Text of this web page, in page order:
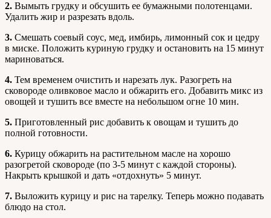
2. Вымыть грудку и обсушить ее бумажными полотенцами.
Удалить жир и разрезать вдоль.
3. Смешать соевый соус, мед, имбирь, лимонный сок и цедру
в миске. Положить куриную грудку и остановить на 15 минут
мариноваться.
4. Тем временем очистить и нарезать лук. Разогреть на
сковороде оливковое масло и обжарить его. Добавить микс из
овощей и тушить все вместе на небольшом огне 10 мин.
5. Приготовленный рис добавить к овощам и тушить до
полной готовности.
6. Курицу обжарить на растительном масле на хорошо
разогретой сковороде (по 3-5 минут с каждой стороны).
Накрыть крышкой и дать «отдохнуть» 5 минут.
7. Выложить курицу и рис на тарелку. Теперь можно подавать
блюдо на стол.